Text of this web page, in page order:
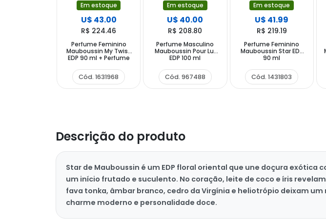
Em estoque
U$ 43.00
R$ 224.46
Perfume Feminino
Mauboussin My Twist
EDP 90 ml + Perfume
Cód. 1631968
Em estoque
U$ 40.00
R$ 208.80
Perfume Masculino
Mauboussin Pour Lui
EDP 100 ml
Cód. 967488
Em estoque
U$ 41.99
R$ 219.19
Perfume Feminino
Mauboussin Star EDP
90 ml
Cód. 1431803
Descrição do produto
Star de Mauboussin é um EDP floral oriental que une doçura
um início frutado e suculento. No coração, leite de coco e íris
fava tonka, âmbar branco, cedro da Virgínia e heliotrópio deixam
charme moderno e personalidade doce.